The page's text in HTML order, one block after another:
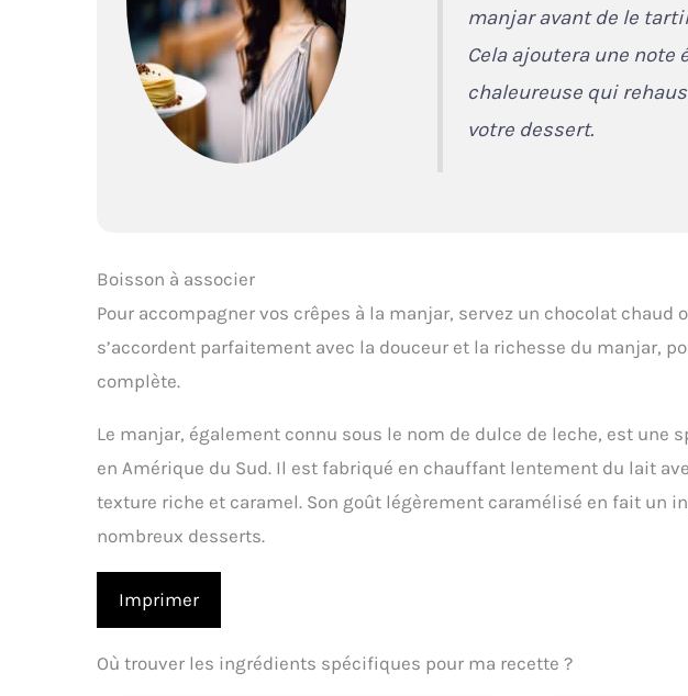
manjar avant de le
Cela ajoutera une note
chaleureuse qui
votre dessert.
Boisson à associer
Pour accompagner vos crêpes à la manjar, servez un chocolat chaud
s’accordent parfaitement avec la douceur et la richesse du manjar,
complète.
Le manjar, également connu sous le nom de dulce de leche, est une
en Amérique du Sud. Il est fabriqué en chauffant lentement du lait
texture riche et caramel. Son goût légèrement caramélisé en fait un
nombreux desserts.
Imprimer
Où trouver les ingrédients spécifiques pour ma recette ?